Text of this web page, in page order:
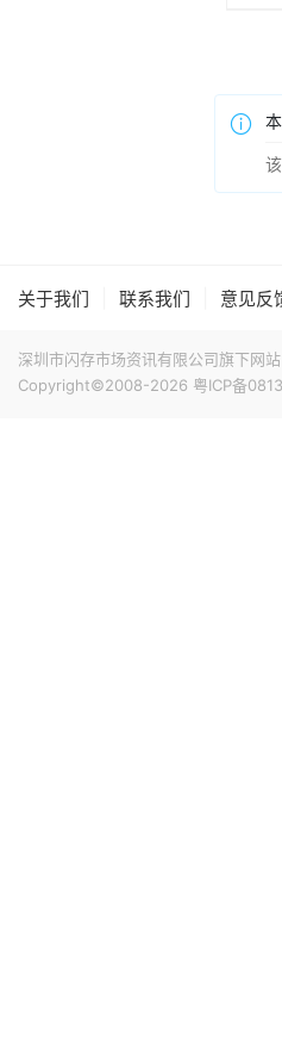
关于我们 联系我们 意见反
深圳市闪存市场资讯有限公司旗下网
Copyright©2008-2026 粤ICP备